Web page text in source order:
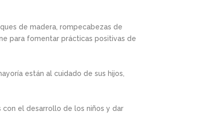
de madera, rompecabezas de
para fomentar prácticas positivas de
están al cuidado de sus hijos,
el desarrollo de los niños y dar